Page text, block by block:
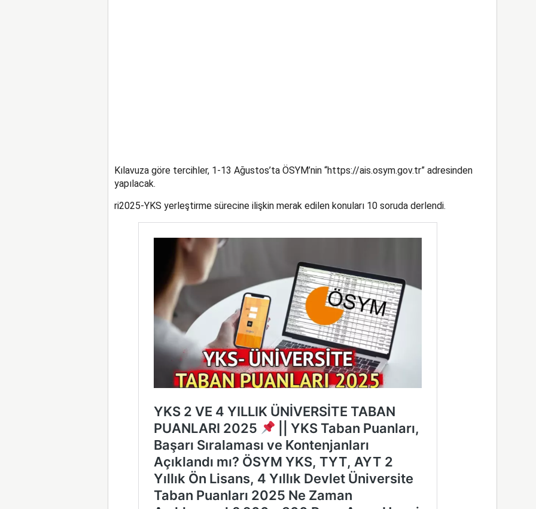
Kılavuza göre tercihler, 1-13 Ağustos’ta ÖSYM’nin “https://ais.osym.gov.tr” adresinden
yapılacak.
ri2025-YKS yerleştirme sürecine ilişkin merak edilen konuları 10 soruda derlendi.